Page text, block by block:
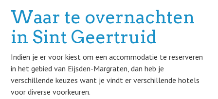
Waar te overnachten
in Sint Geertruid
Indien je er voor kiest om een accommodatie te reserveren
in het gebied van Eijsden-Margraten, dan heb je
verschillende keuzes want je vindt er verschillende hotels
voor diverse voorkeuren.